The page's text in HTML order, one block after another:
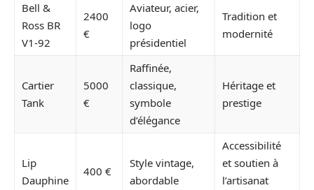
Bell &
Ross BR
V1-92
2400
€
Aviateur, acier,
logo
présidentiel
Tradition et
modernité
Cartier
Tank
5000
€
Raffinée,
classique,
symbole
d’élégance
Héritage et
prestige
Lip
Dauphine
400 €
Style vintage,
abordable
Accessibilité
et soutien à
l’artisanat